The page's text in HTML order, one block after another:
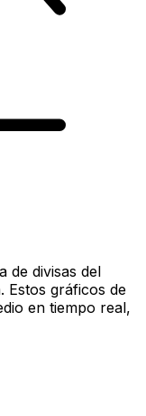
de divisas del
Estos gráficos de
en tiempo real,